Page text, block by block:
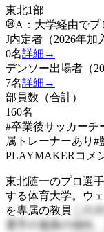
東北1部
A：大学経由でプ
J内定者（2026年加
0名詳細→
デンソー出場者（
7名詳細→
部員数（合計）
160名
#卒業後サッカーチ
属トレーナーあり #
PLAYMAKERコメ
東北随一のプロ選
する体育大学。ウ
を専属の教員
この
選手の進路の傾向